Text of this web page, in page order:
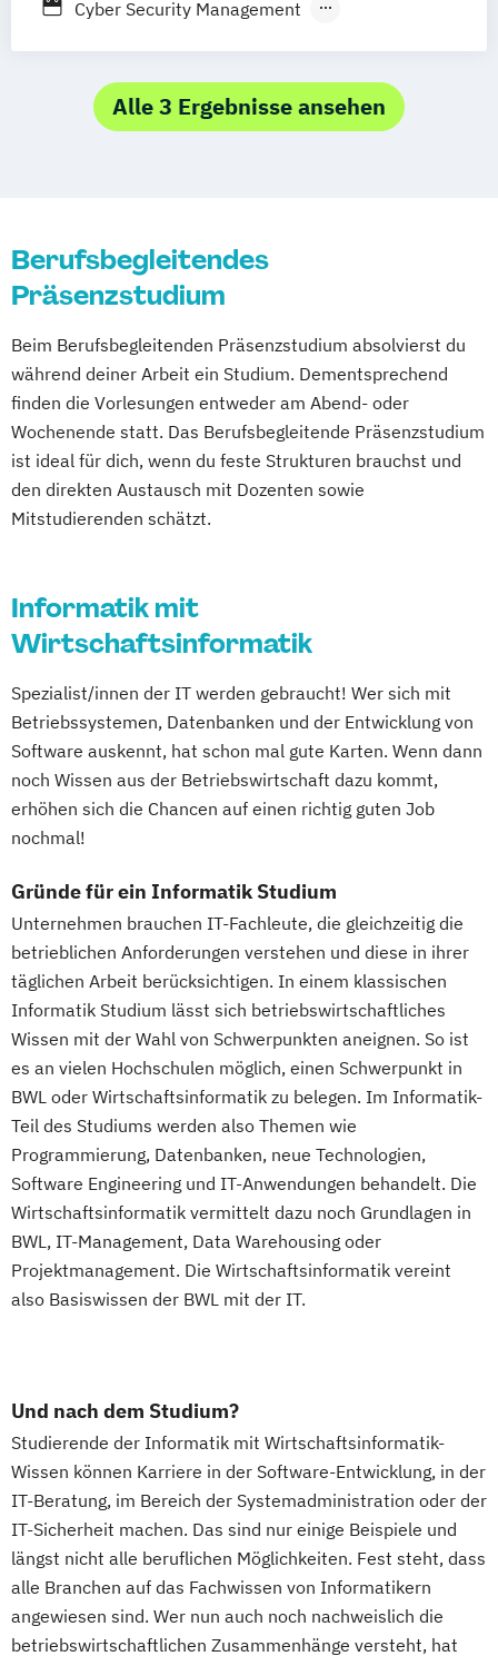
Cyber Security Management
Wirtschaftsinformatik
Alle 3 Ergebnisse ansehen
Berufsbegleitendes
Präsenzstudium
Beim Berufsbegleitenden Präsenzstudium absolvierst du
während deiner Arbeit ein Studium. Dementsprechend
finden die Vorlesungen entweder am Abend- oder
Wochenende statt. Das Berufsbegleitende Präsenzstudium
ist ideal für dich, wenn du feste Strukturen brauchst und
den direkten Austausch mit Dozenten sowie
Mitstudierenden schätzt.
Informatik mit
Wirtschaftsinformatik
Spezialist/innen der IT werden gebraucht! Wer sich mit
Betriebssystemen, Datenbanken und der Entwicklung von
Software auskennt, hat schon mal gute Karten. Wenn dann
noch Wissen aus der Betriebswirtschaft dazu kommt,
erhöhen sich die Chancen auf einen richtig guten Job
nochmal!
Gründe für ein Informatik Studium
Unternehmen brauchen IT-Fachleute, die gleichzeitig die
betrieblichen Anforderungen verstehen und diese in ihrer
täglichen Arbeit berücksichtigen. In einem klassischen
Informatik Studium lässt sich betriebswirtschaftliches
Wissen mit der Wahl von Schwerpunkten aneignen. So ist
es an vielen Hochschulen möglich, einen Schwerpunkt in
BWL oder Wirtschaftsinformatik zu belegen. Im Informatik-
Teil des Studiums werden also Themen wie
Programmierung, Datenbanken, neue Technologien,
Software Engineering und IT-Anwendungen behandelt. Die
Wirtschaftsinformatik vermittelt dazu noch Grundlagen in
BWL, IT-Management, Data Warehousing oder
Projektmanagement. Die Wirtschaftsinformatik vereint
also Basiswissen der BWL mit der IT.
Und nach dem Studium?
Studierende der Informatik mit Wirtschaftsinformatik-
Wissen können Karriere in der Software-Entwicklung, in der
IT-Beratung, im Bereich der Systemadministration oder der
IT-Sicherheit machen. Das sind nur einige Beispiele und
längst nicht alle beruflichen Möglichkeiten. Fest steht, dass
alle Branchen auf das Fachwissen von Informatikern
angewiesen sind. Wer nun auch noch nachweislich die
betriebswirtschaftlichen Zusammenhänge versteht, hat